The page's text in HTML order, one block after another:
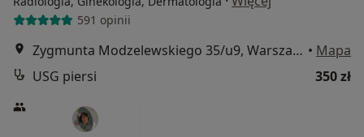
591 opinii
Zygmunta Modzelewskiego 35/u9, Warszawa • Mapa
USG piersi
350 zł